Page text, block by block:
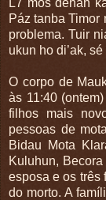
Páz tanba Timor
problema. Tuir
ukun ho di’ak,
O corpo de
às 11:40
filhos mais
pessoas de
Bidau Mota
Kuluhun,
esposa e os três
do morto. A